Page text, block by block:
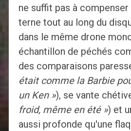
ne suffit pas à
terne tout au long du
dans le même drone
échantillon de péchés
des comparaisons
était comme la Barbie
un Ken »), se vante
froid, même en été ») et
aussi profonde qu'une